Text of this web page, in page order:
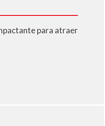
para atraer